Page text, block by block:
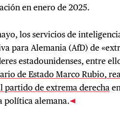
en enero de 2025.
los servicios de
para Alemania (AfD) de
estadounidenses, entre
de Estado Marco Rubio,
partido de extrema derecha
política alemana.